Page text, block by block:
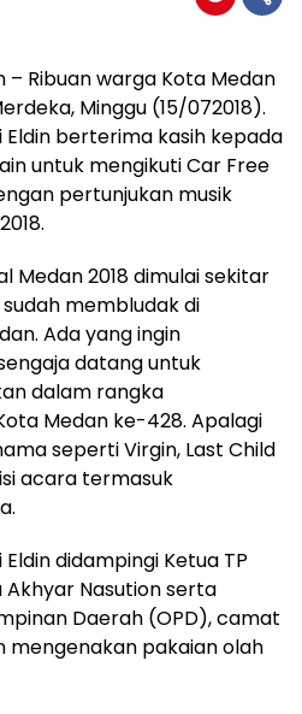
– Ribuan warga Kota Medan
Minggu (15/072018).
Eldin berterima kasih kepada
untuk mengikuti Car Free
pertunjukan musik
Medan 2018 dimulai sekitar
membludak di
Ada yang ingin
datang untuk
dalam rangka
Medan ke-428. Apalagi
seperti Virgin, Last Child
acara termasuk
didampingi Ketua TP
Akhyar Nasution serta
Daerah (OPD), camat
mengenakan pakaian olah